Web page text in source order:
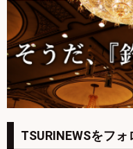
TSURINEWSをフォ